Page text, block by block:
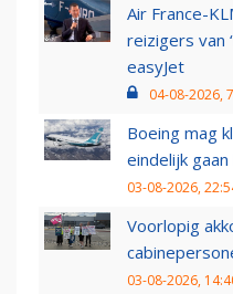
Air France-
reizigers van
easyJet
04-08-2026,
Boeing mag
eindelijk
03-08-2026,
Voorlopig
03-08-2026,